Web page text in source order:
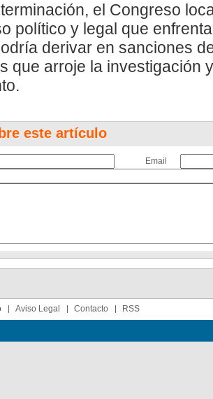
el Congreso
político y legal que
derivar en sanciones
que arroje la investigación
este artículo
Email
Aviso Legal Contacto RSS